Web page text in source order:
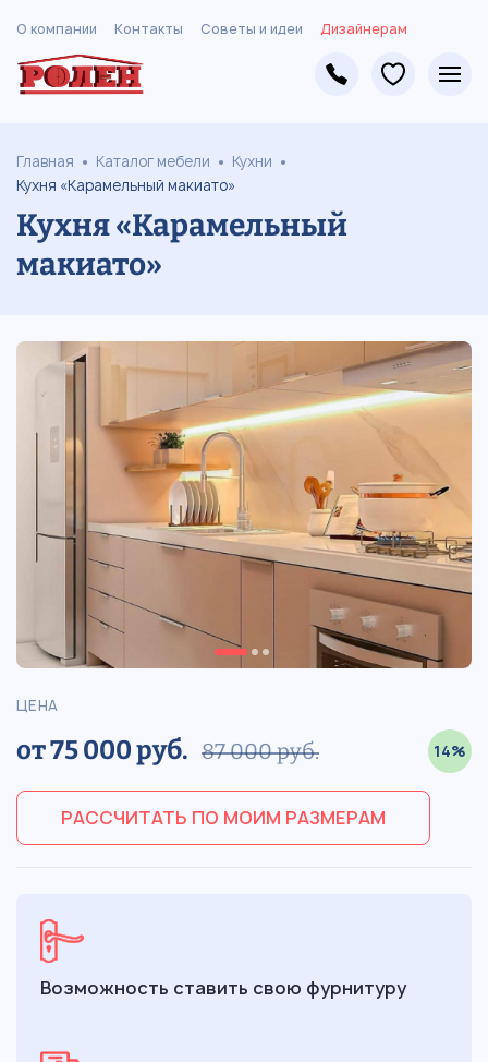
О компании Контакты Советы и идеи Дизайнерам
Главная Каталог мебели
Кухни
Кухня «Карамельный макиато»
Кухня «Карамельный
макиато»
ЦЕНА
от 75 000 руб. 87 000 руб. 14%
РАССЧИТАТЬ ПО МОИМ РАЗМЕРАМ
Возможность ставить свою фурнитуру